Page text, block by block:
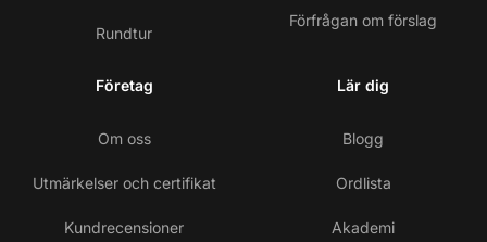
Rundtur
Förfrågan om förslag
Företag
Om oss
Utmärkelser och certifikat
Kundrecensioner
Lär dig
Blogg
Ordlista
Akademi